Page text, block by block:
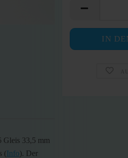
Gleis 33,5 mm
(Info). Der